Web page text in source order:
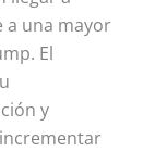
a una mayor
El
y